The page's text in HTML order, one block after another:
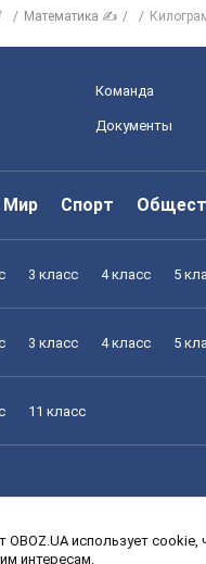
Математика ✍
Команда
Документы
Мир Спорт
3 класс 4 класс 5
3 класс 4 класс 5
11 класс
3 класс 4 класс 5
использует
интересам.